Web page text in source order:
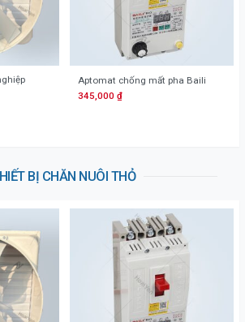
Aptomat chống mất pha Baili
345,000 ₫
BỊ CHĂN NUÔI THỎ